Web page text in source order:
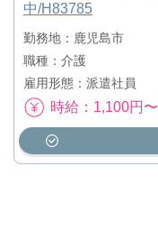
中/H83785
勤務地：鹿児島市
職種：介護
雇用形態：派遣社員
時給：1,100円〜